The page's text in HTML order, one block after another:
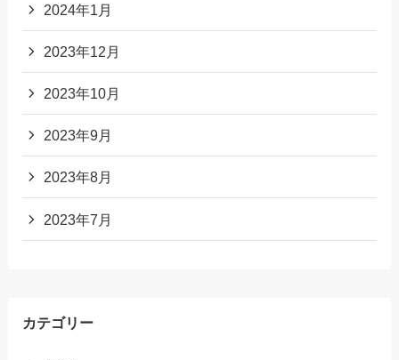
2024年1月
2023年12月
2023年10月
2023年9月
2023年8月
2023年7月
カテゴリー